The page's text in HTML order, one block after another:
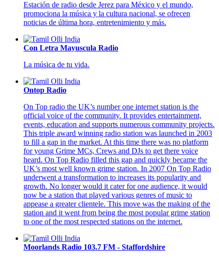
Estación de radio desde Jerez para México y el mundo,
promociona la música y la cultura nacional, se ofrecen
noticias de última hora, entretenimiento y más.
Con Letra Mayuscula Radio
La música de tu vida.
Ontop Radio
On Top radio the UK’s number one internet station is the
official voice of the community. It provides entertainment,
events, education and supports numerous community projects.
This triple award winning radio station was launched in 2003
to fill a gap in the market. At this time there was no platform
for young Grime MCs, Crews and DJs to get there voice
heard. On Top Radio filled this gap and quickly became the
UK’s most well known grime station. In 2007 On Top Radio
underwent a transformation to increases its popularity and
growth. No longer would it cater for one audience, it would
now be a station that played various genres of music to
appease a greater clientele. This move was the making of the
station and it went from being the most popular grime station
to one of the most respected stations on the internet.
Moorlands Radio 103.7 FM - Staffordshire